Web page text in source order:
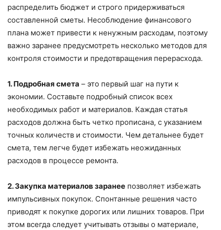
распределить бюджет и строго придерживаться
составленной сметы. Несоблюдение финансового
плана может привести к ненужным расходам, поэтому
важно заранее предусмотреть несколько методов для
контроля стоимости и предотвращения перерасхода.
1. Подробная смета – это первый шаг на пути к
экономии. Составьте подробный список всех
необходимых работ и материалов. Каждая статья
расходов должна быть четко прописана, с указанием
точных количеств и стоимости. Чем детальнее будет
смета, тем легче будет избежать неожиданных
расходов в процессе ремонта.
2. Закупка материалов заранее позволяет избежать
импульсивных покупок. Спонтанные решения часто
приводят к покупке дорогих или лишних товаров. При
этом всегда следует учитывать отзывы о материале,